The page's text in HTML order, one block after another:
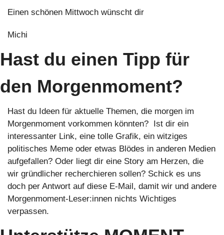
Einen schönen Mittwoch wünscht dir
Michi
Hast du einen Tipp für
den Morgenmoment?
Hast du Ideen für aktuelle Themen, die morgen im
Morgenmoment vorkommen könnten?  Ist dir ein
interessanter Link, eine tolle Grafik, ein witziges
politisches Meme oder etwas Blödes in anderen Medien
aufgefallen? Oder liegt dir eine Story am Herzen, die
wir gründlicher recherchieren sollen? Schick es uns
doch per Antwort auf diese E-Mail, damit wir und andere
Morgenmoment-Leser:innen nichts Wichtiges
verpassen.